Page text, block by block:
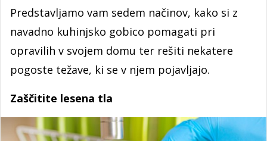
Predstavljamo vam sedem načinov, kako si z
navadno kuhinjsko gobico pomagati pri
opravilih v svojem domu ter rešiti nekatere
pogoste težave, ki se v njem pojavljajo.
Zaščitite lesena tla